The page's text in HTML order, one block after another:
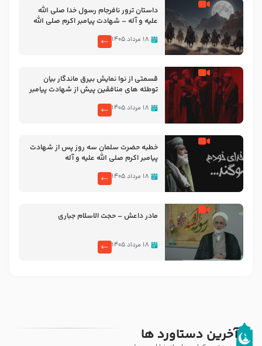
‌‌‌‌‌‌‌داستان ترور نافرجام رسول خدا صلی الله
علیه و آله – شهادت پیامبر اکرم صلی الله
۱۸ مرداد ۱۴۰۵
قسمتی از نوا نمایش بیرق ماندگار بیان
توطئه های منافقین پیش از شهادت پیامبر
۱۸ مرداد ۱۴۰۵
خطبه حضرت سلمان سه روز پس از شهادت
پیامبر اکرم صلی الله علیه و آله
۱۸ مرداد ۱۴۰۵
مادر داعش – حجت الاسلام جباری
۱۸ مرداد ۱۴۰۵
آخرین دستاورد ها